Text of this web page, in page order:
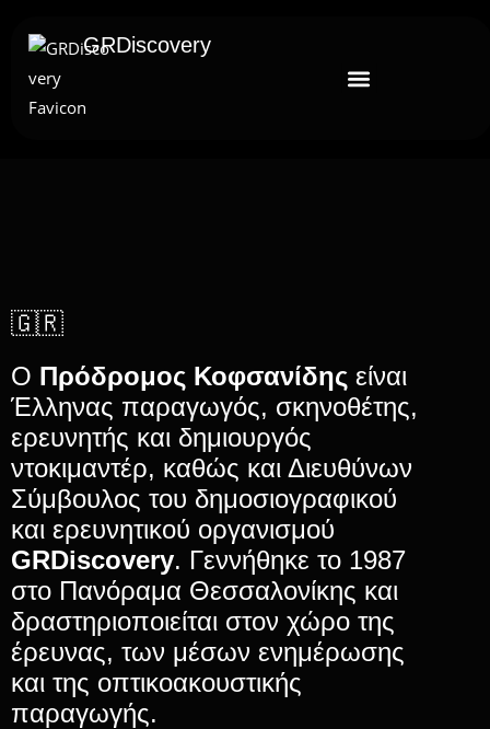
GRDiscovery
🇬🇷
Ο Πρόδρομος Κοφσανίδης είναι
Έλληνας παραγωγός, σκηνοθέτης,
ερευνητής και δημιουργός
ντοκιμαντέρ, καθώς και Διευθύνων
Σύμβουλος του δημοσιογραφικού
και ερευνητικού οργανισμού
GRDiscovery. Γεννήθηκε το 1987
στο Πανόραμα Θεσσαλονίκης και
δραστηριοποιείται στον χώρο της
έρευνας, των μέσων ενημέρωσης
και της οπτικοακουστικής
παραγωγής.